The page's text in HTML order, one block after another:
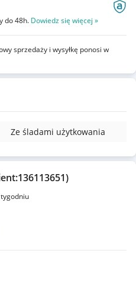
do 48h. Dowiedz się więcej »
sprzedaży i wysyłkę ponosi w
Ze śladami użytkowania